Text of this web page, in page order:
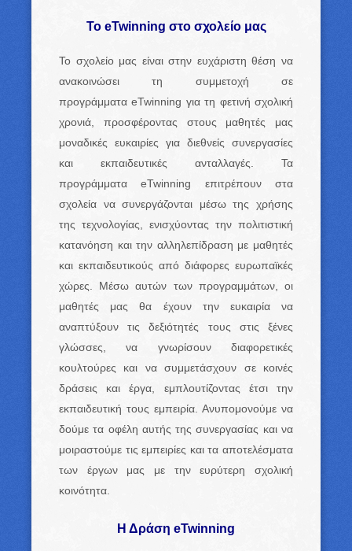
Το eTwinning στο σχολείο μας
Το σχολείο μας είναι στην ευχάριστη θέση να
ανακοινώσει τη συμμετοχή σε
προγράμματα eTwinning για τη φετινή σχολική
χρονιά, προσφέροντας στους μαθητές μας
μοναδικές ευκαιρίες για διεθνείς συνεργασίες
και εκπαιδευτικές ανταλλαγές. Τα
προγράμματα eTwinning επιτρέπουν στα
σχολεία να συνεργάζονται μέσω της χρήσης
της τεχνολογίας, ενισχύοντας την πολιτιστική
κατανόηση και την αλληλεπίδραση με μαθητές
και εκπαιδευτικούς από διάφορες ευρωπαϊκές
χώρες. Μέσω αυτών των προγραμμάτων, οι
μαθητές μας θα έχουν την ευκαιρία να
αναπτύξουν τις δεξιότητές τους στις ξένες
γλώσσες, να γνωρίσουν διαφορετικές
κουλτούρες και να συμμετάσχουν σε κοινές
δράσεις και έργα, εμπλουτίζοντας έτσι την
εκπαιδευτική τους εμπειρία. Ανυπομονούμε να
δούμε τα οφέλη αυτής της συνεργασίας και να
μοιραστούμε τις εμπειρίες και τα αποτελέσματα
των έργων μας με την ευρύτερη σχολική
κοινότητα.
Η Δράση eTwinning